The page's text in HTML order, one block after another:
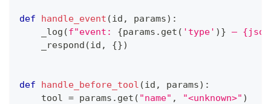
def handle_event (id , params) :
    _log
(f"event: {params . get ( 'type' ) } —
    _respond
(id , {})
def handle_before_tool (id , params) :
    tool
= params . get ( "name" , "<unknown>" )